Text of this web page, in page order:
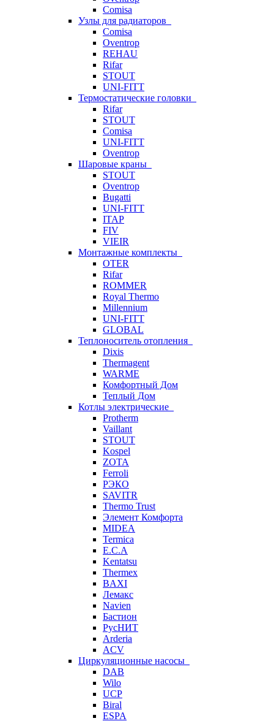
Comisa
Узлы для радиаторов
Comisa
Oventrop
REHAU
Rifar
STOUT
UNI-FITT
Термостатические головки
Rifar
STOUT
Comisa
UNI-FITT
Oventrop
Шаровые краны
STOUT
Oventrop
Bugatti
UNI-FITT
ITAP
FIV
VIEIR
Монтажные комплекты
OTER
Rifar
ROMMER
Royal Thermo
Millennium
UNI-FITT
GLOBAL
Теплоноситель отопления
Dixis
Thermagent
WARME
Комфортный Дом
Теплый Дом
Котлы электрические
Protherm
Vaillant
STOUT
Kospel
ZOTA
Ferroli
РЭКО
SAVITR
Thermo Trust
Элемент Комфорта
MIDEA
Termica
E.C.A
Kentatsu
Thermex
BAXI
Лемакс
Navien
Бастион
РусНИТ
Arderia
ACV
Циркуляционные насосы
DAB
Wilo
UCP
Biral
ESPA